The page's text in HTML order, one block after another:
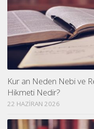
Kur an Neden Nebi ve
Hikmeti Nedir?
22 HAZIRAN 2026